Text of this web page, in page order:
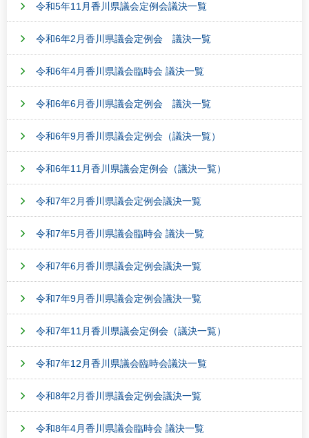
令和5年11月香川県議会定例会議決一覧
令和6年2月香川県議会定例会 議決一覧
令和6年4月香川県議会臨時会 議決一覧
令和6年6月香川県議会定例会 議決一覧
令和6年9月香川県議会定例会（議決一覧）
令和6年11月香川県議会定例会（議決一覧）
令和7年2月香川県議会定例会議決一覧
令和7年5月香川県議会臨時会 議決一覧
令和7年6月香川県議会定例会議決一覧
令和7年9月香川県議会定例会議決一覧
令和7年11月香川県議会定例会（議決一覧）
令和7年12月香川県議会臨時会議決一覧
令和8年2月香川県議会定例会議決一覧
令和8年4月香川県議会臨時会 議決一覧